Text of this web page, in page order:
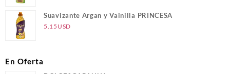
Suavizante Argan y Vainilla PRINCESA
5.15 USD
En Oferta